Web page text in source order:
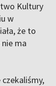
Kultury
w
że to
ma